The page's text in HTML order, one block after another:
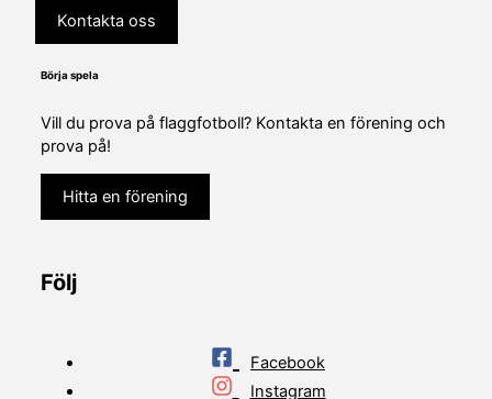
Kontakta oss
Börja spela
Vill du prova på flaggfotboll? Kontakta en förening och
prova på!
Hitta en förening
Följ
Facebook
Instagram